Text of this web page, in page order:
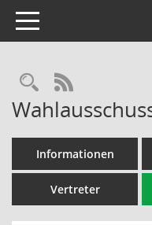
Toggle navigation
RSS-Feed
Informationen
Vertreter